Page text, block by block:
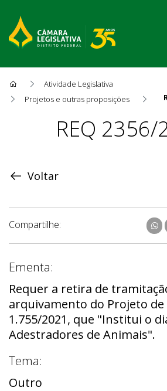
Atividade Legislativa
Projetos e outras proposições
ProposiçãoREQ 2356/
Voltar
Compartilhe:
Ementa:
Requer a retira de
arquivamento do Projeto de
1.755/2021, que "Institui o
Adestradores de Animais".
Tema:
Outro